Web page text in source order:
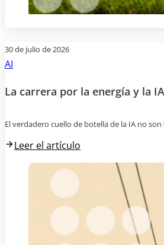
30 de julio de 2026
AI
La carrera por la energía y la
El verdadero cuello de botella de la IA no
Leer el artículo